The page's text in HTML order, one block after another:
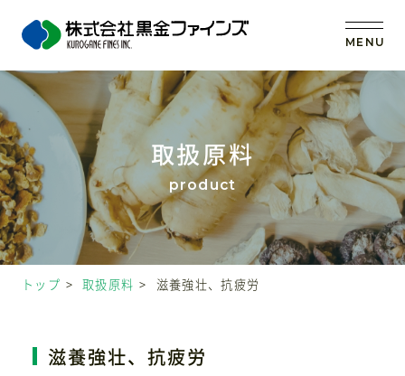
MENU
トップ
当社の強み
事業内容
取扱原料
OEM (受託製造)
取扱原料
トップ 取扱原料 滋養強壮、抗疲労
滋養強壮、抗疲労